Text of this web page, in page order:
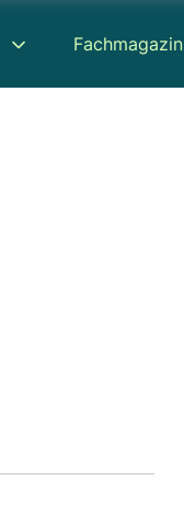
Fachmagazin